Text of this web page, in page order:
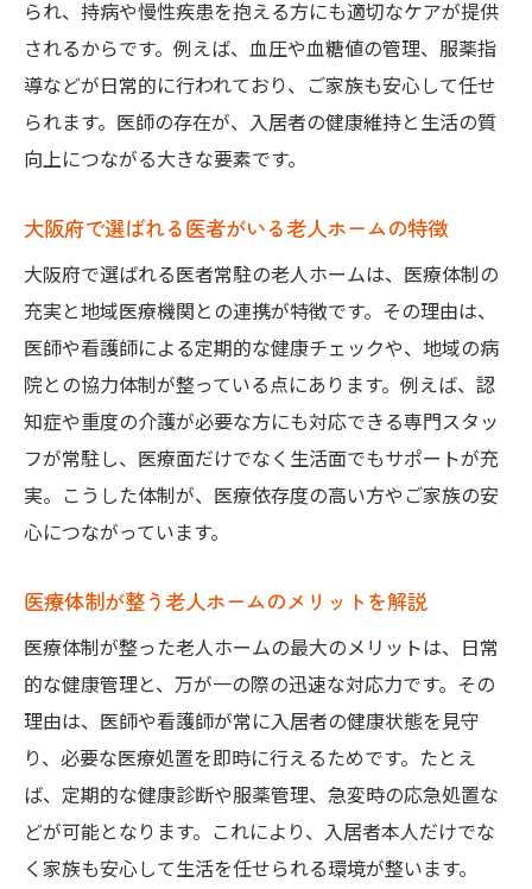
られ、持病や慢性疾患を抱える方にも適切なケアが提供
されるからです。例えば、血圧や血糖値の管理、服薬指
導などが日常的に行われており、ご家族も安心して任せ
られます。医師の存在が、入居者の健康維持と生活の質
向上につながる大きな要素です。
大阪府で選ばれる医者がいる老人ホームの特徴
大阪府で選ばれる医者常駐の老人ホームは、医療体制の
充実と地域医療機関との連携が特徴です。その理由は、
医師や看護師による定期的な健康チェックや、地域の病
院との協力体制が整っている点にあります。例えば、認
知症や重度の介護が必要な方にも対応できる専門スタッ
フが常駐し、医療面だけでなく生活面でもサポートが充
実。こうした体制が、医療依存度の高い方やご家族の安
心につながっています。
医療体制が整う老人ホームのメリットを解説
医療体制が整った老人ホームの最大のメリットは、日常
的な健康管理と、万が一の際の迅速な対応力です。その
理由は、医師や看護師が常に入居者の健康状態を見守
り、必要な医療処置を即時に行えるためです。たとえ
ば、定期的な健康診断や服薬管理、急変時の応急処置な
どが可能となります。これにより、入居者本人だけでな
く家族も安心して生活を任せられる環境が整います。